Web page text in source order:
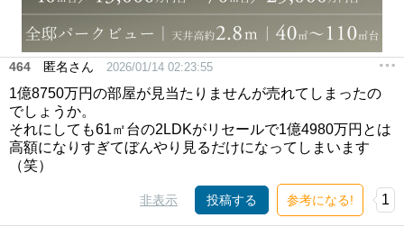
464 匿名さん 2026/01/14 02:23:55
1億8750万円の部屋が見当たりませんが売れてしまったの
でしょうか。
それにしても61㎡台の2LDKがリセールで1億4980万円とは
高額になりすぎてぼんやり見るだけになってしまいます
（笑）
非表示 投稿する 参考になる! 1